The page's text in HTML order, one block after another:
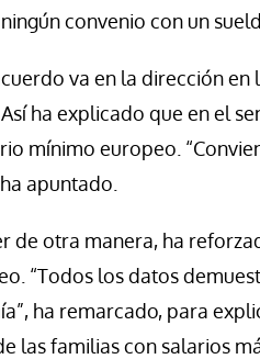
convenio con un
va en la dirección
ha explicado que en el
mínimo europeo.
apuntado.
de otra manera, ha
“Todos los datos
ha remarcado, para
las familias con salarios